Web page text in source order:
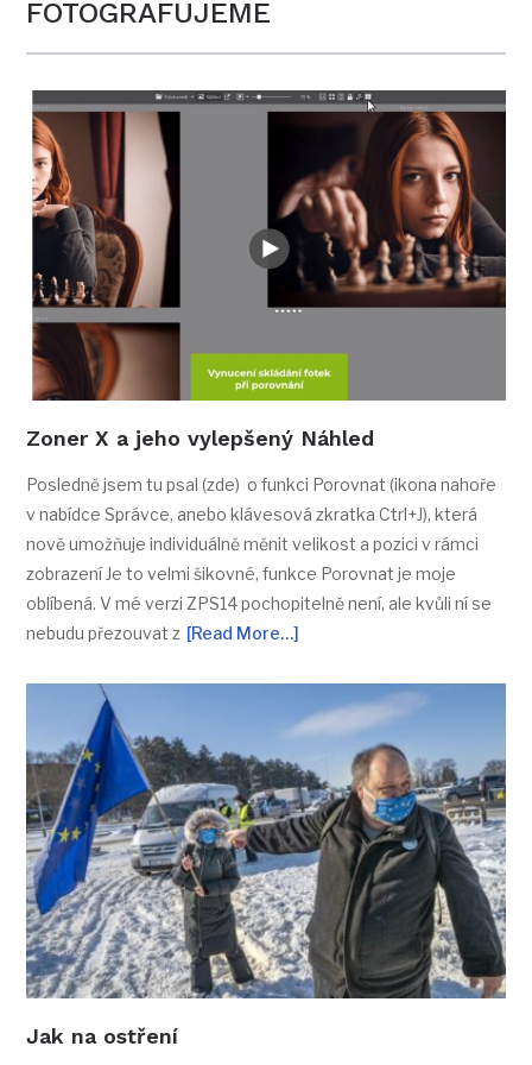
FOTOGRAFUJEME
Zoner X a jeho vylepšený Náhled
Posledně jsem tu psal (zde) o funkci Porovnat (ikona nahoře
v nabídce Správce, anebo klávesová zkratka Ctrl+J), která
nově umožňuje individuálně měnit velikost a pozici v rámci
zobrazení Je to velmi šikovné, funkce Porovnat je moje
oblíbená. V mé verzi ZPS14 pochopitelně není, ale kvůli ní se
nebudu přezouvat z [Read More…]
Jak na ostření